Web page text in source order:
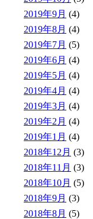
2019年9月 (4)
2019年8月 (4)
2019年7月 (5)
2019年6月 (4)
2019年5月 (4)
2019年4月 (4)
2019年3月 (4)
2019年2月 (4)
2019年1月 (4)
2018年12月 (3)
2018年11月 (3)
2018年10月 (5)
2018年9月 (3)
2018年8月 (5)